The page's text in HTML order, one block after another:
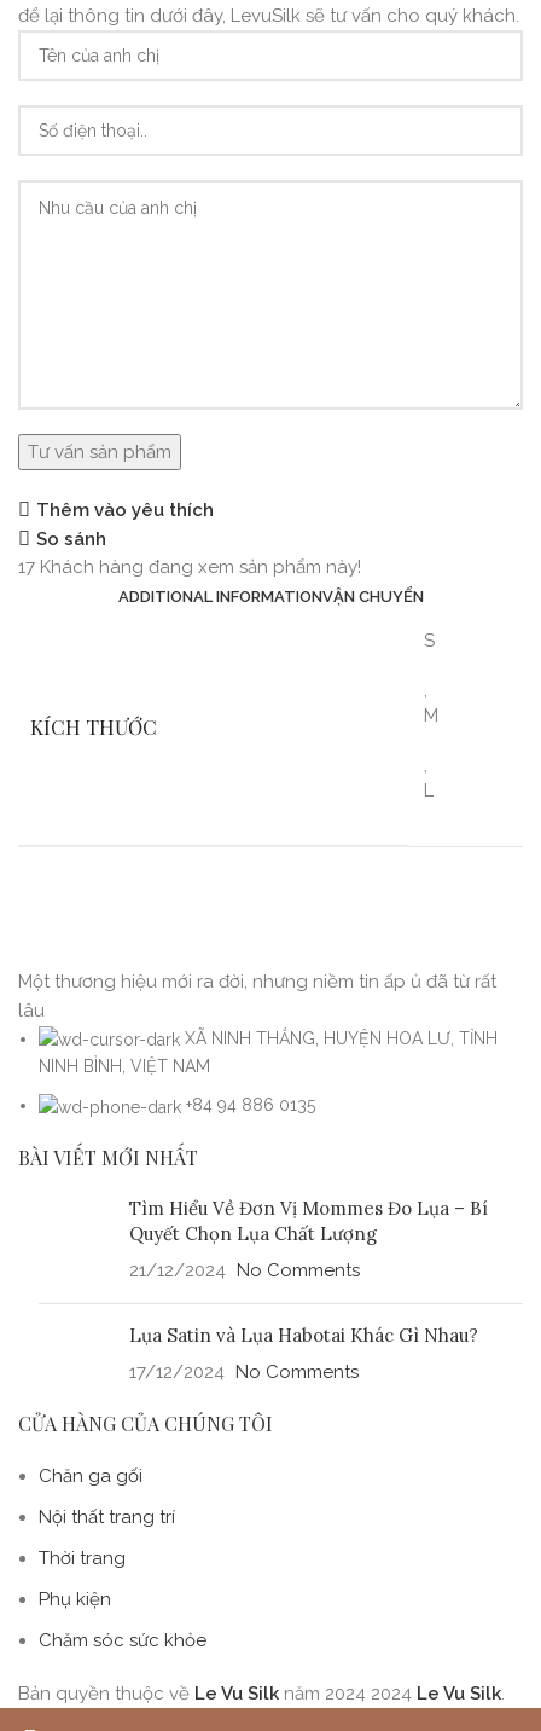
để lại thông tin dưới đây, LevuSilk sẽ tư vấn cho quý khách.
Thêm vào yêu thích
So sánh
17 Khách hàng đang xem sản phẩm này!
ADDITIONAL INFORMATIONVẬN CHUYỂN
KÍCH THƯỚC
S
,
M
,
L
Một thương hiệu mới ra đời, nhưng niềm tin ấp ủ đã từ rất
lâu
XÃ NINH THẮNG, HUYỆN HOA LƯ, TỈNH
NINH BÌNH, VIỆT NAM
+84 94 886 0135
BÀI VIẾT MỚI NHẤT
Tìm Hiểu Về Đơn Vị Mommes Đo Lụa – Bí
Quyết Chọn Lụa Chất Lượng
21/12/2024 No Comments
Lụa Satin và Lụa Habotai Khác Gì Nhau?
17/12/2024 No Comments
CỬA HÀNG CỦA CHÚNG TÔI
Chăn ga gối
Nội thất trang trí
Thời trang
Phụ kiện
Chăm sóc sức khỏe
Bản quyền thuộc về Le Vu Silk năm 2024 2024 Le Vu Silk.